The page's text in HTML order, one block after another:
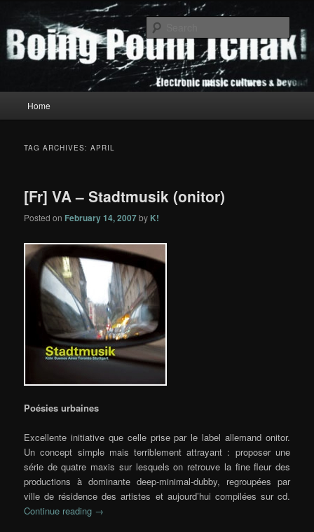
primary
content
secondary
contentBoing Poum Tchak!
Home
TAG ARCHIVES:APRIL
[Fr] VA – Stadtmusik (onitor)
Posted on February 14, 2007by K!
Poésies urbaines
Excellente initiative que celle prise par le label allemand onitor.
Un concept simple mais terriblement attrayant : proposer une
série de quatre maxis sur lesquels on retrouve la fine fleur des
productions à dominante deep-minimal-dubby, regroupées par
ville de résidence des artistes et aujourd’hui compilées sur cd.
Continue reading →